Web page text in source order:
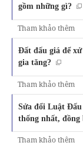
gồm những gì?
Tham khảo thêm
Đất đấu giá để
gia tăng?
Tham khảo thêm
Sửa đổi Luật
thống nhất, đồng
Tham khảo thêm